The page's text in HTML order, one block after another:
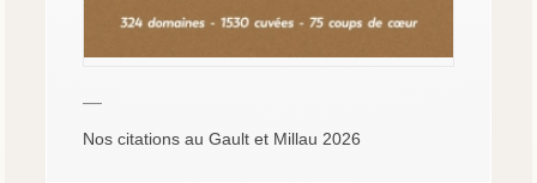
—
Nos citations au Gault et Millau 2026